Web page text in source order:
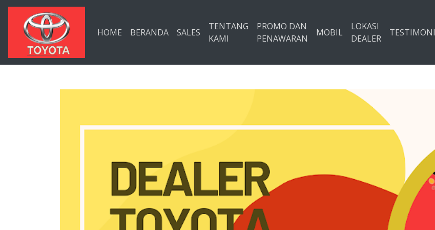
Langsung ke konten utama
HOME BERANDA SALES
TENTANG
KAMI
PROMO DAN
PENAWARAN
MOBIL
LOKASI
DEALER
TESTIMONI